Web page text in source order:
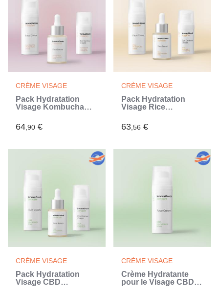
CRÈME VISAGE
Pack Hydratation
Visage Kombucha
64,90 €
CRÈME VISAGE
Pack Hydratation
Visage Rice
63,56 €
CRÈME VISAGE
Pack Hydratation
Visage CBD
CRÈME VISAGE
Crème Hydratante
pour le Visage CBD